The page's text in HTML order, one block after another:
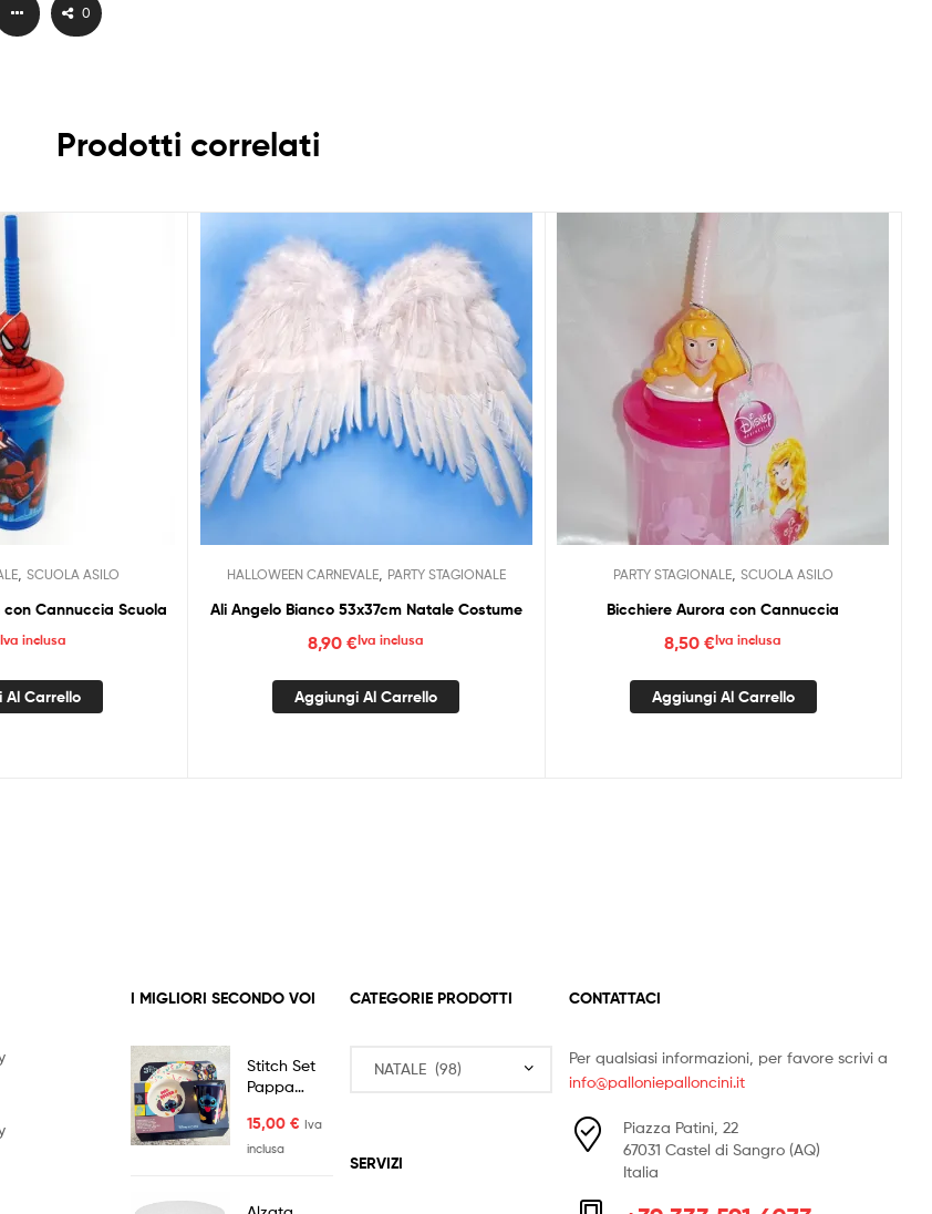
0
Prodotti correlati
, SCUOLA ASILO
Cannuccia Scuola
Iva inclusa
Al Carrello
HALLOWEEN CARNEVALE, PARTY STAGIONALE
Ali Angelo Bianco 53x37cm Natale Costume
8,90€Iva inclusa
Aggiungi Al Carrello
PARTY STAGIONALE, SCUOLA ASILO
Bicchiere Aurora con Cannuccia
8,50€Iva inclusa
Aggiungi Al Carrello
I MIGLIORI SECONDO VOI
Stitch Set
Pappa
Melamina
15,00€ Iva
inclusa
CATEGORIE PRODOTTI
SERVIZI
CONTATTACI
Per qualsiasi informazioni, per favore scrivi a
info@palloniepalloncini.it
Piazza Patini, 22
67031 Castel di Sangro (AQ)
Italia